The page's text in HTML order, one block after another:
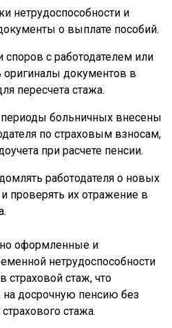
нетрудоспособности и
о выплате пособий.
с работодателем или
оригиналы документов в
пересчета стажа.
периоды больничных внесены
по страховым взносам,
при расчете пенсии.
работодателя о новых
проверять их отражение в
оформленные и
нетрудоспособности
страховой стаж, что
на досрочную пенсию без
стажа.